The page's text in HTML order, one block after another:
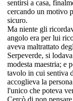
sentirsi a casa,
cercando un motivo
sicuro.
Ma niente gli
angolo era per lui
aveva maltrattato
Serpeverde, si
modesta maestria;
tavolo in cui sentiva
accoglieva la
l'unico che poteva
Cercò di non